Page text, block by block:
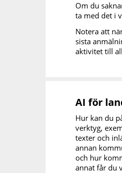
Om du
ta med det i
Notera att
sista
aktivitet till
AI för
Hur kan du
verktyg,
texter och
annan
och hur
annat får du